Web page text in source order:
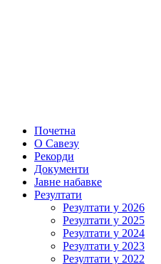
Почетна
О Савезу
Рекорди
Документи
Јавне набавке
Резултати
Резултати у 2026
Резултати у 2025
Резултати у 2024
Резултати у 2023
Резултати у 2022